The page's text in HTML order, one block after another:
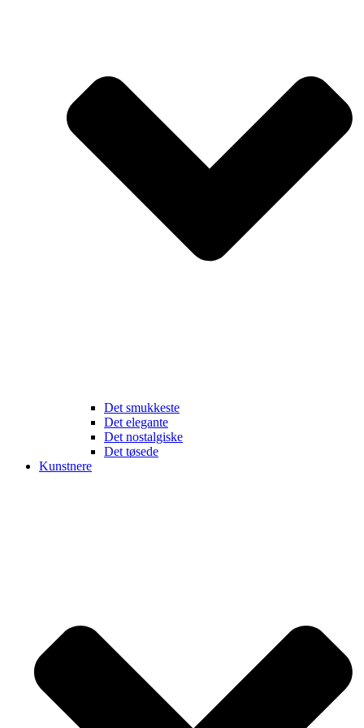
Det smukkeste
Det elegante
Det nostalgiske
Det tøsede
Kunstnere